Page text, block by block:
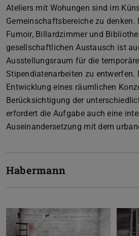
Ateliers mit Wohungen sind im
Gemeinschaftsbereiche zu denken.
Fumoir, Billardzimmer und
gesellschaftlichen Austausch ist
Ausstellungsraum für die
Stipendiatenarbeiten zu entwerfen.
Entwicklung eines räumlichen
Berücksichtigung der
erfordert die Aufgabe auch eine
Auseinandersetzung mit dem
Habermann